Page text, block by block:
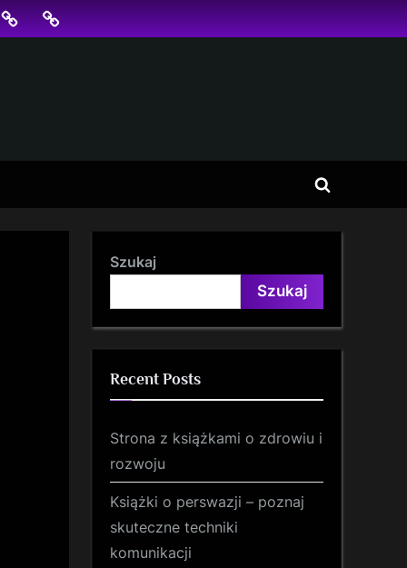
SKLEPBLOG
Toggle
Szukaj
Szukaj
Recent Posts
Strona z książkami o zdrowiu i
rozwoju
Książki o perswazji – poznaj
skuteczne techniki
komunikacji